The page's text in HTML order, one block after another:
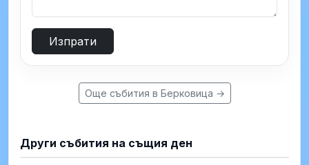
Изпрати
Още събития в Берковица →
Други събития на същия ден